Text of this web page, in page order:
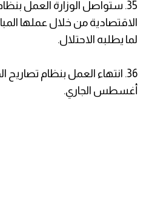
35. ستواصل الوزارة العمل
الاقتصادية من خلال عملها
لما يطلبه الاحتلال.
36. انتهاء العمل بنظام
أغسطس الجاري.